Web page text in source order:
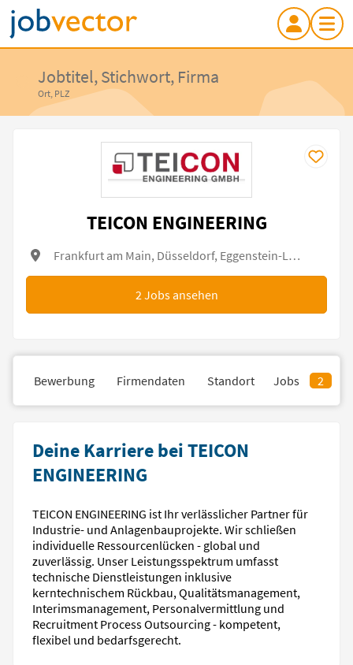
Jobtitel, Stichwort, Firma
Ort, PLZ
TEICON ENGINEERING
Frankfurt am Main, Düsseldorf, Eggenstein-Leopoldshafen, Erlensee, Lubmin, Soest
2Jobs ansehen
Bewerbung Firmendaten Standort Jobs 2
Deine Karriere bei TEICON
ENGINEERING
TEICON ENGINEERING ist Ihr verlässlicher Partner für
Industrie- und Anlagenbauprojekte. Wir schließen
individuelle Ressourcenlücken - global und
zuverlässig. Unser Leistungsspektrum umfasst
technische Dienstleistungen inklusive
kerntechnischem Rückbau, Qualitätsmanagement,
Interimsmanagement, Personalvermittlung und
Recruitment Process Outsourcing - kompetent,
flexibel und bedarfsgerecht.